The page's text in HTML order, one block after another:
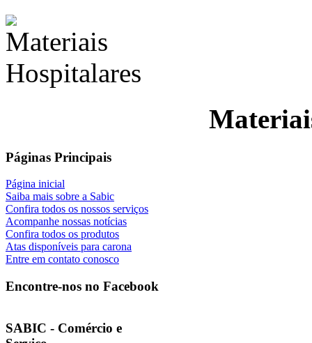
Páginas Principais
Página inicial
Saiba mais sobre a Sabic
Confira todos os nossos serviços
Acompanhe nossas notícias
Confira todos os produtos
Atas disponíveis para carona
Entre em contato conosco
Encontre-nos no Facebook
SABIC - Comércio e